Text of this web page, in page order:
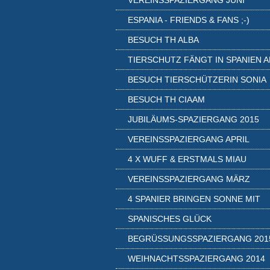
ESPANIA - FRIENDS & FANS ;-)
BESUCH TH ALBA
TIERSCHUTZ FÄNGT IN SPANIEN
BESUCH TIERSCHÜTZERIN SONIA
BESUCH TH CIAAM
JUBILÄUMS-SPAZIERGANG 2015
VEREINSSPAZIERGANG APRIL
4 X WUFF & ERSTMALS MIAU
VEREINSSPAZIERGANG MÄRZ
4 SPANIER BRINGEN SONNE MIT
SPANISCHES GLÜCK
BEGRÜSSUNGSSPAZIERGANG 2015
WEIHNACHTSSPAZIERGANG 2014